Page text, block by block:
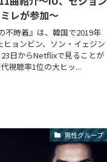
レが参加〜
不時着』は、韓国で2019年
ョンビン、ソン・イェジン
日からNetflixで見ることが
視聴率1位の大ヒッ...
男性グループ